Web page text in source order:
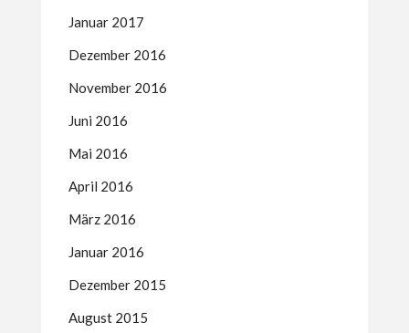
Januar 2017
Dezember 2016
November 2016
Juni 2016
Mai 2016
April 2016
März 2016
Januar 2016
Dezember 2015
August 2015